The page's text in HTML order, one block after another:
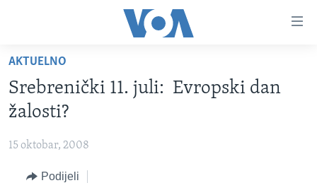
glavni
sadržaj
Pređi
na
glavnu
TV PROGRAM
VIDEO
VIJESTI
SJEDINJENE AMERIČKE DRŽAVE
NAUKA I TEHNOLOGIJA
AKTUELNO
Srebrenički 11. juli: Evropski dan
žalosti?
15 oktobar, 2008
Podijeli